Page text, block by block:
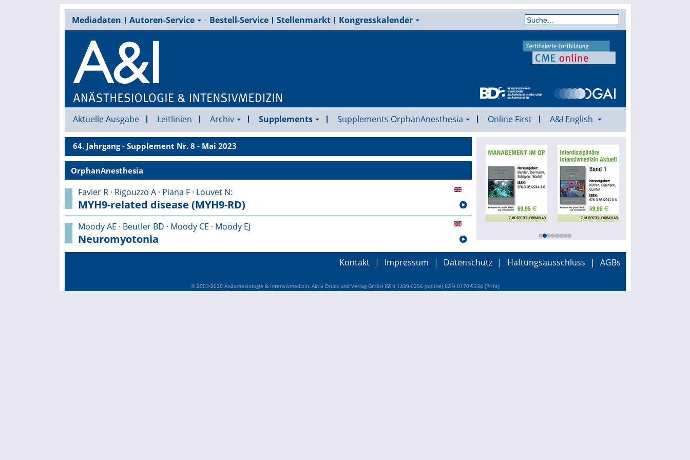
Mediadaten Autoren-Service Bestell-Service Stellenmarkt Kongresskalender
Aktuelle Ausgabe Leitlinien Archiv Supplements Supplements OrphanAnesthesia Online First A&I English
64. Jahrgang - Supplement Nr. 8 - Mai 2023
OrphanAnesthesia
Favier R · Rigouzzo A · Piana F · Louvet N:
MYH9-related disease (MYH9-RD)
Moody AE · Beutler BD · Moody CE · Moody EJ
Neuromyotonia
Kontakt | Impressum | Datenschutz | Haftungsausschluss | AGBs
© 2003-2020 Anästhesiologie & Intensivmedizin, Aktiv Druck und Verlag GmbH ISSN 1439-0256 (online) ISSN 0170-5334 (Print)